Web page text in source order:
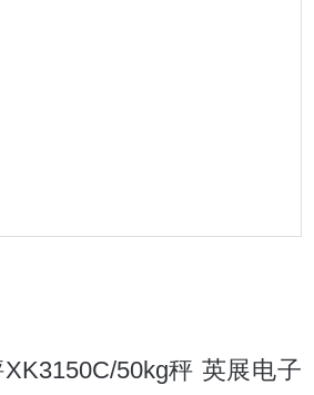
50kg秤 英展电子